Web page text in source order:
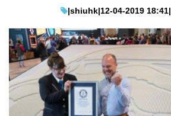
|shiuhk|12-04-2019 18:41|